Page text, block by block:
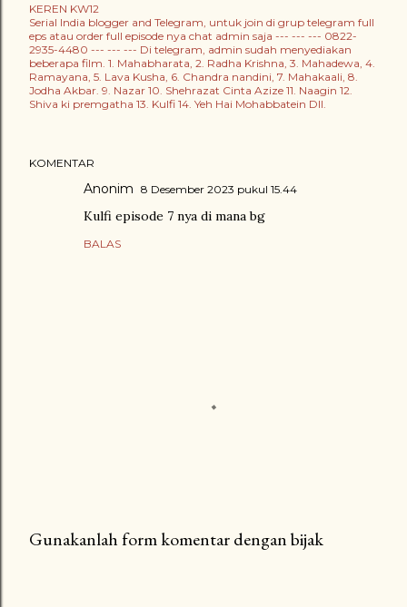
KEREN KW12
Serial India blogger and Telegram, untuk join di grup telegram full
eps atau order full episode nya chat admin saja --- --- --- 0822-
2935-4480 --- --- --- Di telegram, admin sudah menyediakan
beberapa film. 1. Mahabharata, 2. Radha Krishna, 3. Mahadewa, 4.
Ramayana, 5. Lava Kusha, 6. Chandra nandini, 7. Mahakaali, 8.
Jodha Akbar. 9. Nazar 10. Shehrazat Cinta Azize 11. Naagin 12.
Shiva ki premgatha 13. Kulfi 14. Yeh Hai Mohabbatein Dll.
KOMENTAR
Anonim 8 Desember 2023 pukul 15.44
Kulfi episode 7 nya di mana bg
BALAS
Gunakanlah form komentar dengan bijak